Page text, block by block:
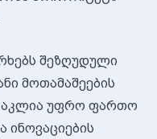
შეზღუდული
მოთამაშეების
აკლია უფრო ფართო
ინოვაციების